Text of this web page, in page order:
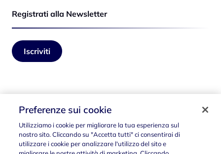
Registrati alla Newsletter
Iscriviti
Preferenze sui cookie
Utilizziamo i cookie per migliorare la tua esperienza sul
nostro sito. Cliccando su "Accetta tutti" ci consentirai di
utilizzare i cookie per analizzare l'utilizzo del sito e